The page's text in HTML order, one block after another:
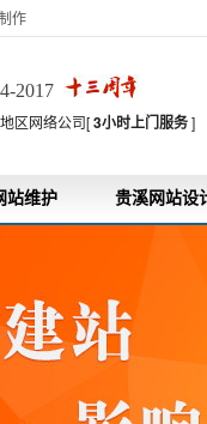
作
2017
区网络公司[3小时上门服务]
站维护 贵溪网站设